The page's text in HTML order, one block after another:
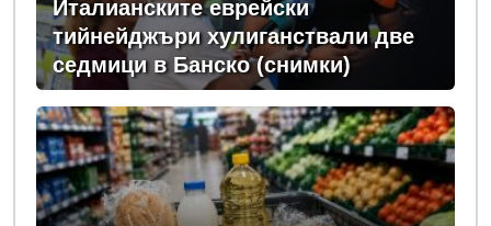
Италианските еврейски
тийнейджъри хулиганствали две
седмици в Банско (снимки)